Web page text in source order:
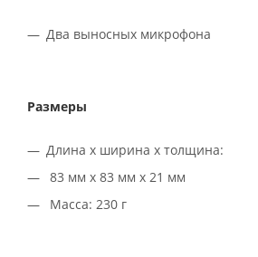
Два выносных микрофона
Размеры
Длина х ширина х толщина:
83 мм x 83 мм x 21 мм
Масса: 230 г